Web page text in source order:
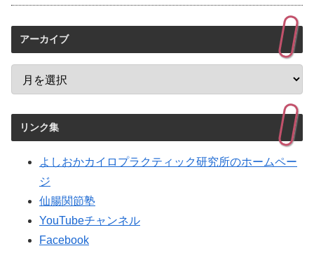
アーカイブ
リンク集
よしおかカイロプラクティック研究所のホームペー
ジ
仙腸関節塾
YouTubeチャンネル
Facebook